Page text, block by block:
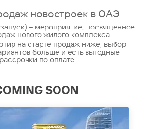
новостроек в ОАЭ
– мероприятие, посвященное
нового жилого комплекса
на старте продаж ниже, выбор
больше и есть выгодные
рассрочки по оплате
SOON